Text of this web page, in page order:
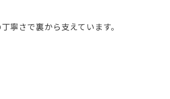
さで裏から支えています。